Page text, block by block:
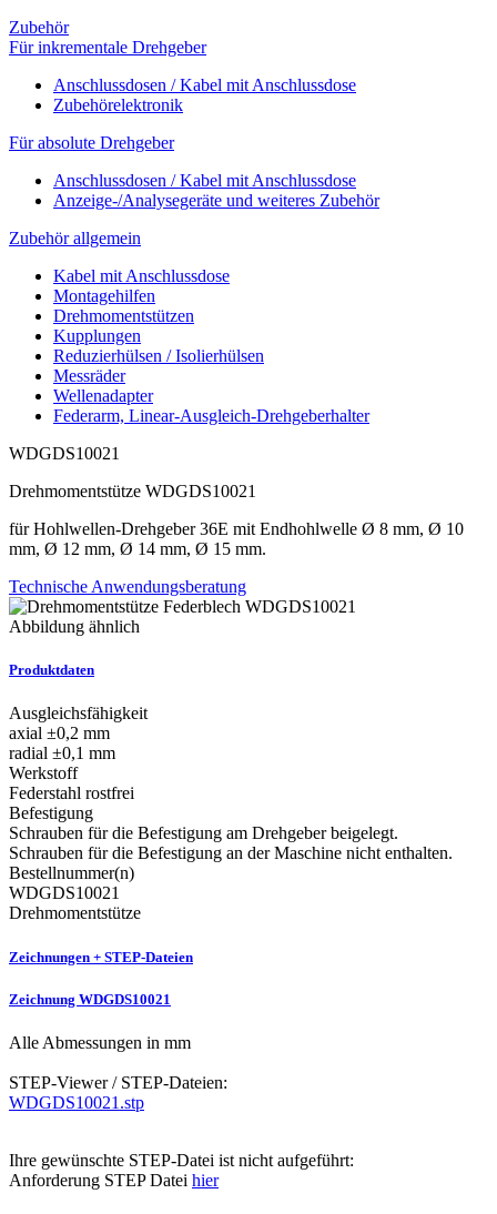
Zubehör
Für inkrementale Drehgeber
Anschlussdosen / Kabel mit Anschlussdose
Zubehörelektronik
Für absolute Drehgeber
Anschlussdosen / Kabel mit Anschlussdose
Anzeige-/Analysegeräte und weiteres Zubehör
Zubehör allgemein
Kabel mit Anschlussdose
Montagehilfen
Drehmomentstützen
Kupplungen
Reduzierhülsen / Isolierhülsen
Messräder
Wellenadapter
Federarm, Linear-Ausgleich-Drehgeberhalter
WDGDS10021
Drehmomentstütze WDGDS10021
für Hohlwellen-Drehgeber 36E mit Endhohlwelle Ø 8 mm, Ø 10
mm, Ø 12 mm, Ø 14 mm, Ø 15 mm.
Technische Anwendungsberatung
Abbildung ähnlich
Produktdaten
Ausgleichsfähigkeit
axial ±0,2 mm
radial ±0,1 mm
Werkstoff
Federstahl rostfrei
Befestigung
Schrauben für die Befestigung am Drehgeber beigelegt.
Schrauben für die Befestigung an der Maschine nicht enthalten.
Bestellnummer(n)
WDGDS10021
Drehmomentstütze
Zeichnungen + STEP-Dateien
Zeichnung WDGDS10021
Alle Abmessungen in mm
STEP-Viewer / STEP-Dateien:
WDGDS10021.stp
Ihre gewünschte STEP-Datei ist nicht aufgeführt:
Anforderung STEP Datei hier